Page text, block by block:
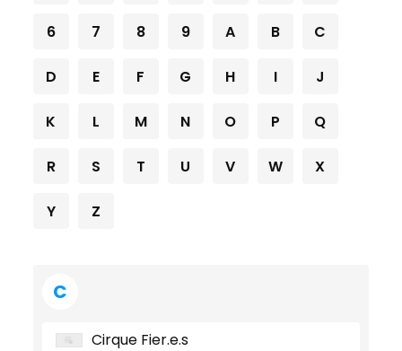
6 7 8 9 A B C
D E F G H I J
K L M N O P Q
R S T U V W X
Y Z
C
Cirque Fier.e.s